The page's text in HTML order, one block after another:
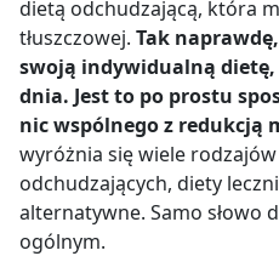
dietą odchudzającą, która
tłuszczowej. Tak
swoją indywidualną
dnia. Jest to po prostu
nic wspólnego z redukcją
wyróżnia się wiele
odchudzających, diety
alternatywne. Samo słowo
ogólnym.